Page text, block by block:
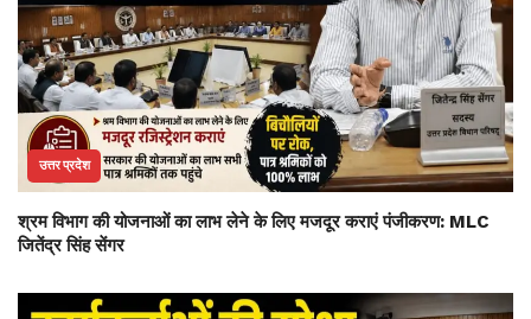
उत्तर प्रदेश
श्रम विभाग की योजनाओं का लाभ लेने के लिए मजदूर कराएं पंजीकरण: MLC
जितेंद्र सिंह सेंगर